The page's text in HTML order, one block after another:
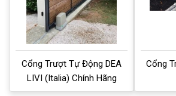
Cổng Trượt Tự Động DEA
LIVI (Italia) Chính Hãng
Cổng